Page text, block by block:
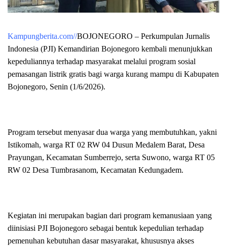
Kampungberita.com//BOJONEGORO – Perkumpulan Jurnalis
Indonesia (PJI) Kemandirian Bojonegoro kembali menunjukkan
kepeduliannya terhadap masyarakat melalui program sosial
pemasangan listrik gratis bagi warga kurang mampu di Kabupaten
Bojonegoro, Senin (1/6/2026).
Program tersebut menyasar dua warga yang membutuhkan, yakni
Istikomah, warga RT 02 RW 04 Dusun Medalem Barat, Desa
Prayungan, Kecamatan Sumberrejo, serta Suwono, warga RT 05
RW 02 Desa Tumbrasanom, Kecamatan Kedungadem.
Kegiatan ini merupakan bagian dari program kemanusiaan yang
diinisiasi PJI Bojonegoro sebagai bentuk kepedulian terhadap
pemenuhan kebutuhan dasar masyarakat, khususnya akses